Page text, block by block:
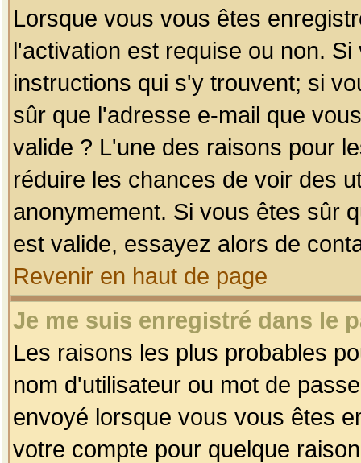
Lorsque vous vous êtes
l'activation est requise ou non.
instructions qui s'y trouvent; si
sûr que l'adresse e-mail que
valide ? L'une des raisons pour
réduire les chances de voir des
anonymement. Si vous êtes sûr
est valide, essayez alors de
Revenir en haut de page
Je me suis enregistré dans le
Les raisons les plus probables
nom d'utilisateur ou mot de
envoyé lorsque vous vous êtes
votre compte pour quelque